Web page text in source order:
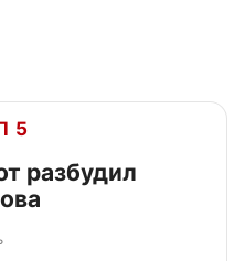
5
разбудил